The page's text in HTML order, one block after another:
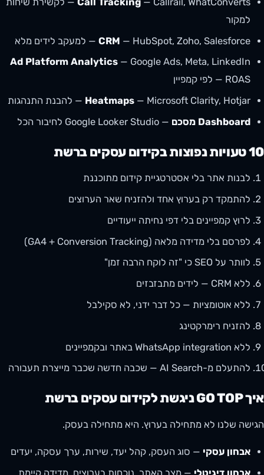
למקור
CRM — HubSpot, Zoho, Salesforce — למעקב לידים מלא
Ad Platform Analytics— Google Ads, Meta, LinkedIn
— ROAS לפי קמפיין
Heatmaps— Microsoft Clarity, Hotjar — להבנת התנהגות
Dashboard מסכם
— Google Looker Studio לחיבור הכל
10 טעויות נפוצות בקידום עסקים ברשת
לבנות אתר בלי אסטרטגיית קידום מתוכננת
להתמקד רק בערוץ אחד ולהזניח שאר הערוצים
לרוץ קמפיינים בלי דפי נחיתה ייעודיים
לפרסם בלי מדידה מלאה (GA4 + Conversion Tracking)
לוותר על SEO כי "זה לוקח הרבה זמן"
ללא CRM — לידים מתבזבזים
ללא אוטומציות — כל דבר ידני, לא סקילבל
להזניח רימרקטינג
ללא WhatsApp integration באתר ובקמפיינים
להתעלם מ-AI Search — שכבה חדשה שכבר מייצרת תעבורה
איך GO TOP ניגשת לקידום עסקים ברשת
הגישה שלנו לא מתחילה בערוץ. היא מתחילה בעסק.
אבחון עסקי — סוג העסק, קהל יעד, שירות, ערך עסקה, יעדים